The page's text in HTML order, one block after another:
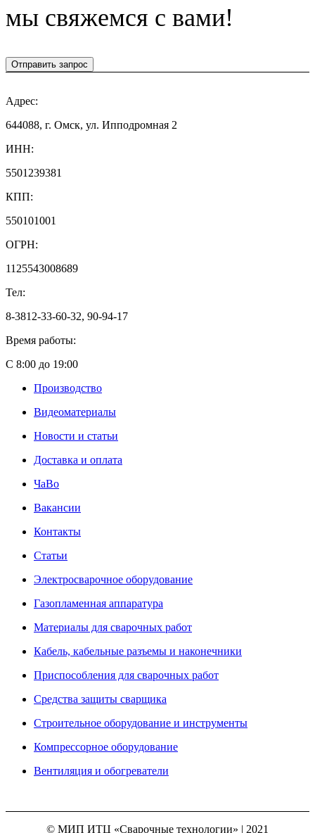
мы свяжемся с вами!
Отправить запрос
Адрес:
644088, г. Омск, ул. Ипподромная 2
ИНН:
5501239381
КПП:
550101001
ОГРН:
1125543008689
Тел:
8-3812-33-60-32, 90-94-17
Время работы:
С 8:00 до 19:00
Производство
Видеоматериалы
Новости и статьи
Доставка и оплата
ЧаВо
Вакансии
Контакты
Статьи
Электросварочное оборудование
Газопламенная аппаратура
Материалы для сварочных работ
Кабель, кабельные разъемы и наконечники
Приспособления для сварочных работ
Средства защиты сварщика
Строительное оборудование и инструменты
Компрессорное оборудование
Вентиляция и обогреватели
© МИП ИТЦ «Сварочные технологии» | 2021